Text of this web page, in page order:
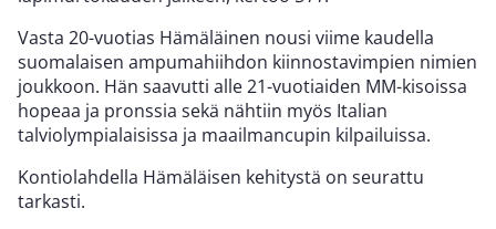
Vasta 20-vuotias Hämäläinen nousi viime kaudella
suomalaisen ampumahiihdon kiinnostavimpien nimien
joukkoon. Hän saavutti alle 21-vuotiaiden MM-kisoissa
hopeaa ja pronssia sekä nähtiin myös Italian
talviolympialaisissa ja maailmancupin kilpailuissa.
Kontiolahdella Hämäläisen kehitystä on seurattu
tarkasti.